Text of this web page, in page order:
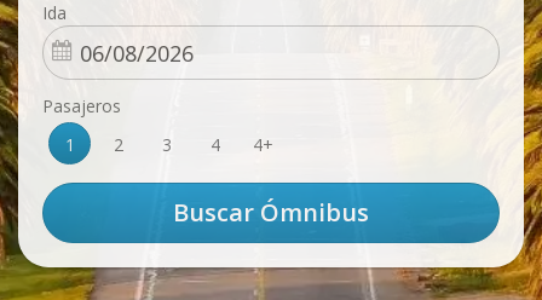
Ida
Pasajeros
1
2 3 4 4+